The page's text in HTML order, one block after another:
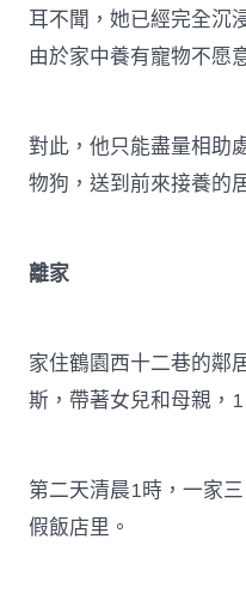
耳不聞，她已經完全沉
由於家中養有寵物不愿
對此，他只能盡量相助
物狗，送到前來接養的
離家
家住鶴園西十二巷的鄰
斯，帶著女兒和母親，
第二天清晨1時，一家
假飯店里。